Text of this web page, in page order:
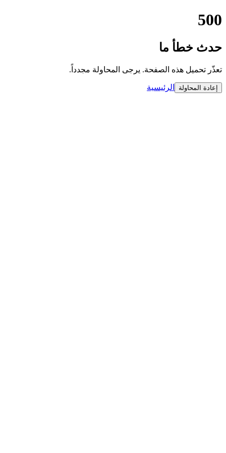
500
حدث خطأ ما
تعذّر تحميل هذه الصفحة. يرجى المحاولة مجدداً.
إعادة المحاولة الرئيسية